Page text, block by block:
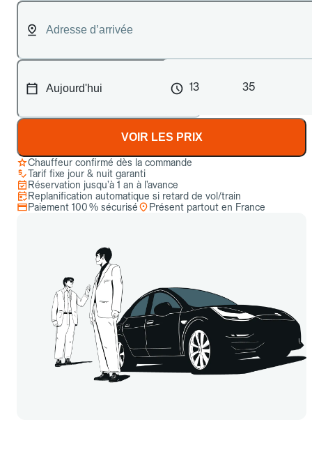
13 35
VOIR LES PRIX
Chauffeur confirmé dès la commande
Tarif fixe jour & nuit garanti
Réservation jusqu’à 1 an à l’avance
Replanification automatique si retard de vol/train
Paiement 100 % sécurisé
Présent partout en France